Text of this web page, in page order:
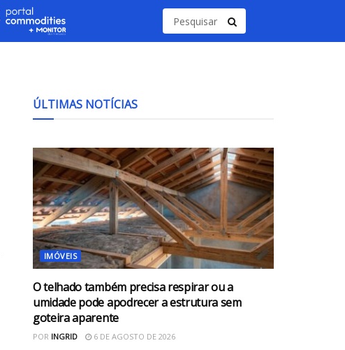
ÚLTIMAS NOTÍCIAS
IMÓVEIS
O telhado também precisa respirar ou a
umidade pode apodrecer a estrutura sem
goteira aparente
POR INGRID 6 DE AGOSTO DE 2026